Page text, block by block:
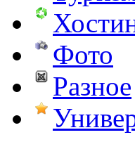
Фото
Разное